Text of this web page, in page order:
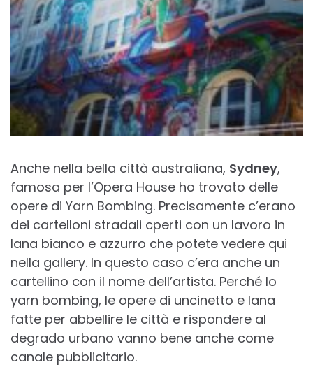
Anche nella bella città australiana, Sydney,
famosa per l’Opera House ho trovato delle
opere di Yarn Bombing. Precisamente c’erano
dei cartelloni stradali cperti con un lavoro in
lana bianco e azzurro che potete vedere qui
nella gallery. In questo caso c’era anche un
cartellino con il nome dell’artista. Perché lo
yarn bombing, le opere di uncinetto e lana
fatte per abbellire le città e rispondere al
degrado urbano vanno bene anche come
canale pubblicitario.